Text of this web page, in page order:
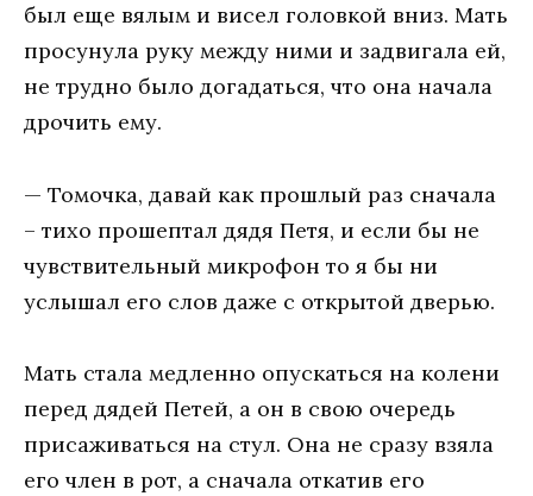
был еще вялым и висел головкой вниз. Мать
просунула руку между ними и задвигала ей,
не трудно было догадаться, что она начала
дрочить ему.
— Томочка, давай как прошлый раз сначала
– тихо прошептал дядя Петя, и если бы не
чувствительный микрофон то я бы ни
услышал его слов даже с открытой дверью.
Мать стала медленно опускаться на колени
перед дядей Петей, а он в свою очередь
присаживаться на стул. Она не сразу взяла
его член в рот, а сначала откатив его